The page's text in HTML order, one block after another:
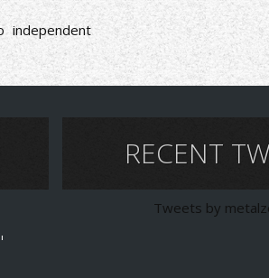
independent
RECENT
Tweets by